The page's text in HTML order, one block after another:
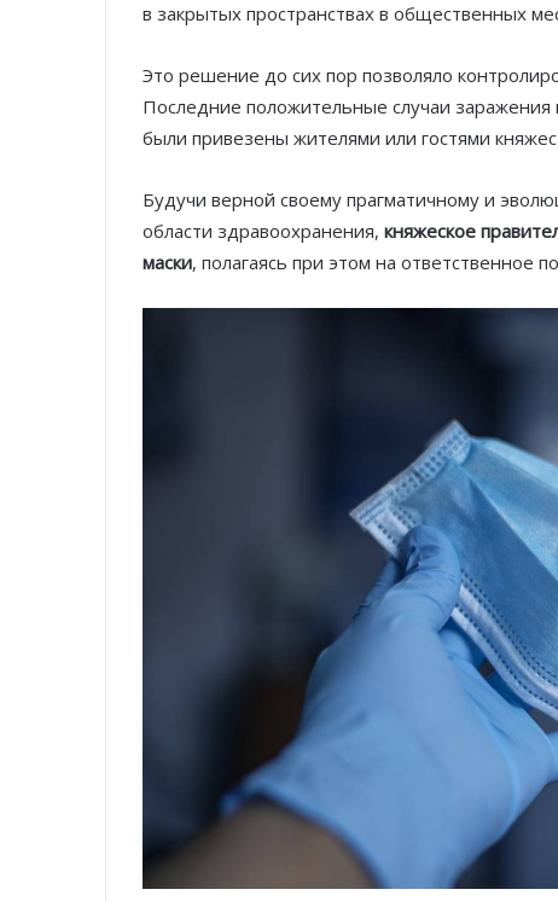
в закрытых пространствах в общественных
Это решение до сих пор позволяло
Последние положительные случаи
были привезены жителями или гостями
Будучи верной своему прагматичному и
области здравоохранения, княжеское
маски, полагаясь при этом на ответственное